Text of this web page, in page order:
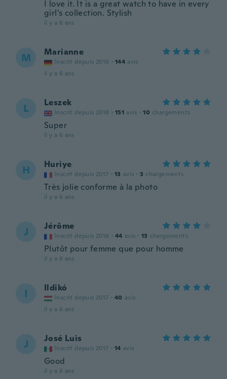
I love it. It is a great watch to have in every
girl's collection. Stylish
il y a 6 ans
M Marianne
Inscrit depuis 2016 · 144 avis
il y a 6 ans
L Leszek
Inscrit depuis 2018 · 151 avis · 10 chargements
Super
il y a 6 ans
H Huriye
Inscrit depuis 2017 · 13 avis · 3 chargements
Très jolie conforme à la photo
il y a 6 ans
J Jérôme
Inscrit depuis 2016 · 44 avis · 13 chargements
Plutôt pour femme que pour homme
il y a 6 ans
I Ildikó
Inscrit depuis 2017 · 40 avis
il y a 6 ans
J José Luis
Inscrit depuis 2017 · 14 avis
Good
il y a 6 ans